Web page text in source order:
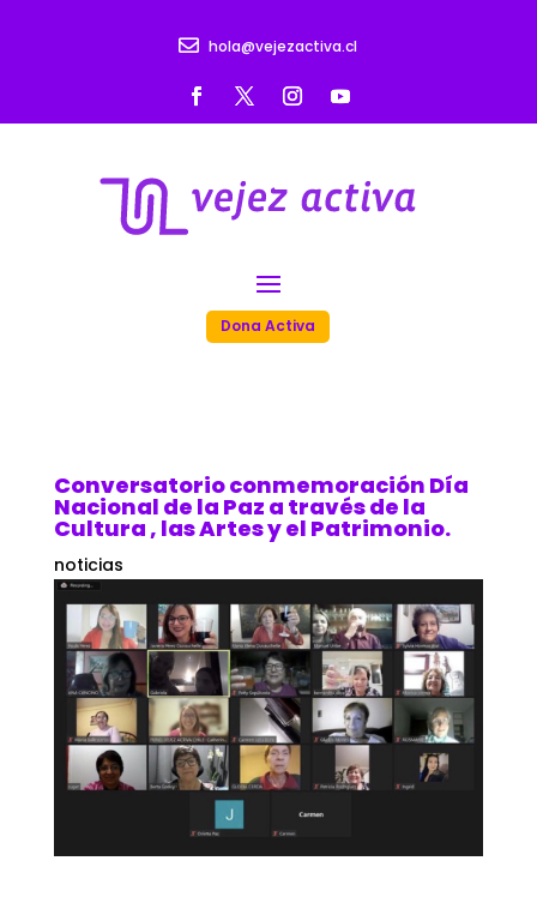
 hola@vejezactiva.cl
Dona Activa
Conversatorio conmemoración Día
Nacional de la Paz a través de la
Cultura , las Artes y el Patrimonio.
noticias